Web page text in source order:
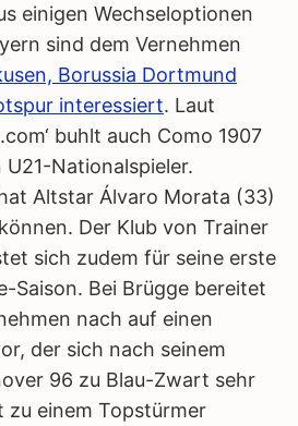
einigen Wechseloptionen
sind dem Vernehmen
Borussia Dortmund
interessiert. Laut
buhlt auch Como 1907
Nationalspieler.
Altstar Álvaro Morata (33)
Der Klub von Trainer
sich zudem für seine erste
Saison. Bei Brügge bereitet
nach auf einen
der sich nach seinem
96 zu Blau-Zwart sehr
zu einem Topstürmer